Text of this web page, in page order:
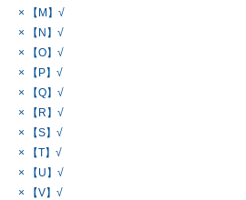
× 【M】√
× 【N】√
× 【O】√
× 【P】√
× 【Q】√
× 【R】√
× 【S】√
× 【T】√
× 【U】√
× 【V】√